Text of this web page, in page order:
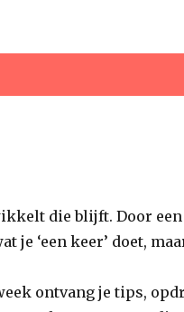
die blijft. Door
‘een keer’ doet,
ontvang je tips,